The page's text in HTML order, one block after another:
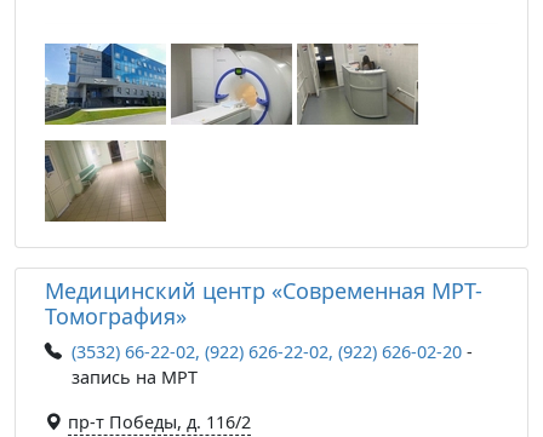
Медицинский центр «Современная МРТ-
Томография»
(3532) 66-22-02, (922) 626-22-02, (922) 626-02-20 -
запись на МРТ
пр-т Победы, д. 116/2